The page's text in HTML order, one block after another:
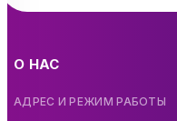
О НАС
АДРЕС И РЕЖИМ РАБОТЫ